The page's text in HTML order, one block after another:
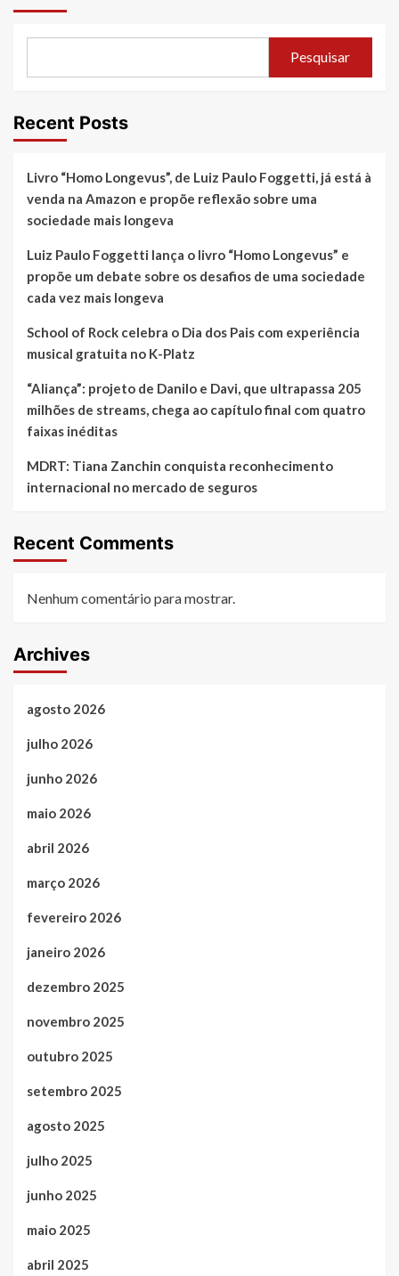
apresenta
conceituada
na
do
brasileiro
Fogaça
Pesquisar
Recent Posts
Livro “Homo Longevus”, de Luiz Paulo Foggetti, já está à
venda na Amazon e propõe reflexão sobre uma
sociedade mais longeva
Luiz Paulo Foggetti lança o livro “Homo Longevus” e
propõe um debate sobre os desafios de uma sociedade
cada vez mais longeva
School of Rock celebra o Dia dos Pais com experiência
musical gratuita no K-Platz
“Aliança”: projeto de Danilo e Davi, que ultrapassa 205
milhões de streams, chega ao capítulo final com quatro
faixas inéditas
MDRT: Tiana Zanchin conquista reconhecimento
internacional no mercado de seguros
Recent Comments
Nenhum comentário para mostrar.
Archives
agosto 2026
julho 2026
junho 2026
maio 2026
abril 2026
março 2026
fevereiro 2026
janeiro 2026
dezembro 2025
novembro 2025
outubro 2025
setembro 2025
agosto 2025
julho 2025
junho 2025
maio 2025
abril 2025